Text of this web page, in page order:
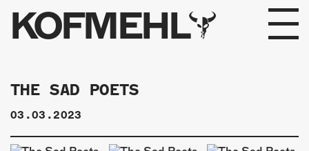
KOFMEHL
PROGRAMM
FABRIKGEFLÜSTER
GALERIE
THE SAD POETS
03.03.2023